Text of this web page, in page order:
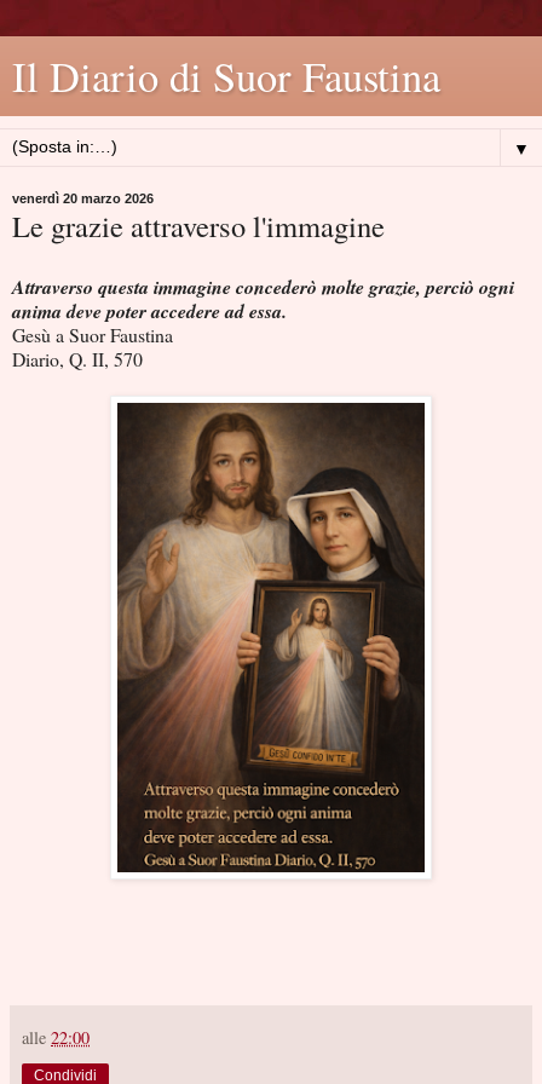
Il Diario di Suor Faustina
▼
venerdì 20 marzo 2026
Le grazie attraverso l'immagine
Attraverso questa immagine concederò molte grazie, perciò ogni
anima deve poter accedere ad essa.
Gesù a Suor Faustina
Diario, Q. II, 570
alle 22:00
Condividi